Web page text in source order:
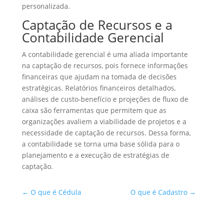
personalizada.
Captação de Recursos e a
Contabilidade Gerencial
A contabilidade gerencial é uma aliada importante
na captação de recursos, pois fornece informações
financeiras que ajudam na tomada de decisões
estratégicas. Relatórios financeiros detalhados,
análises de custo-benefício e projeções de fluxo de
caixa são ferramentas que permitem que as
organizações avaliem a viabilidade de projetos e a
necessidade de captação de recursos. Dessa forma,
a contabilidade se torna uma base sólida para o
planejamento e a execução de estratégias de
captação.
← O que é Cédula O que é Cadastro →